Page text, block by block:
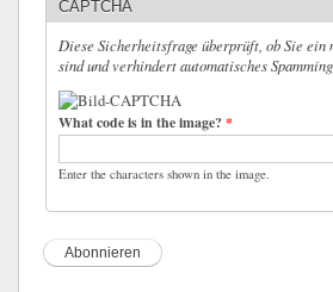
CAPTCHA
Diese Sicherheitsfrage überprüft, ob Sie ein
sind und verhindert automatisches
What code is in the image?*
Enter the characters shown in the image.